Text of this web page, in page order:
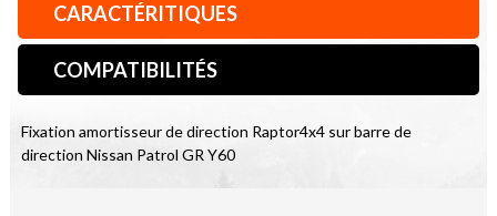
CARACTÉRITIQUES
COMPATIBILITÉS
Fixation amortisseur de direction Raptor4x4 sur barre de
direction Nissan Patrol GR Y60